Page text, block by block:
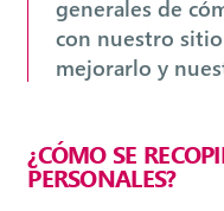
generales de
con nuestro
mejorarlo y
¿CÓMO SE
PERSONALES?